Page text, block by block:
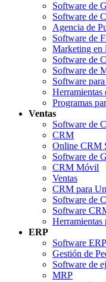
Software de
Software de
Agencia de
Software de
Marketing en
Software de
Software de
Software
Herramientas
Programas
Ventas
Software de
CRM
Online CRM
Software de
CRM Móvil
Ventas
CRM para
Software de
Software
ERP
Software
Gestión de
Software de
MRP